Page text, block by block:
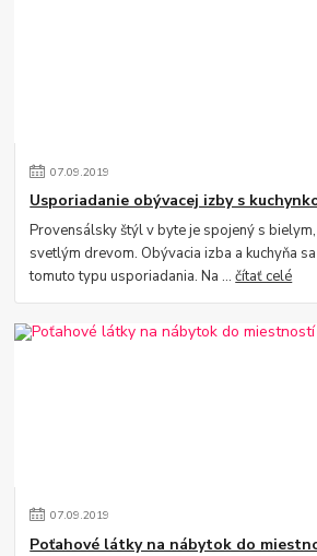
07.09.2019
Usporiadanie obývacej izby s
Provensálsky štýl v byte je spojený s
svetlým drevom. Obývacia izba a kuchyňa
tomuto typu usporiadania. Na ...čítať celé
07.09.2019
Poťahové látky na nábytok do